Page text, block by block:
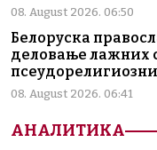
08. August 2026. 06:50
Белоруска
деловање лажних
08. August 2026. 06:41
АНАЛИТИКА